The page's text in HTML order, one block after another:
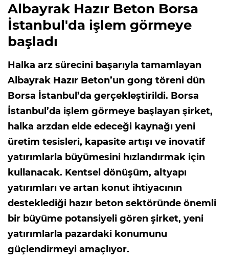
Albayrak Hazır Beton Borsa
İstanbul'da işlem görmeye
başladı
Halka arz sürecini başarıyla tamamlayan
Albayrak Hazır Beton’un gong töreni dün
Borsa İstanbul’da gerçekleştirildi. Borsa
İstanbul’da işlem görmeye başlayan şirket,
halka arzdan elde edeceği kaynağı yeni
üretim tesisleri, kapasite artışı ve inovatif
yatırımlarla büyümesini hızlandırmak için
kullanacak. Kentsel dönüşüm, altyapı
yatırımları ve artan konut ihtiyacının
desteklediği hazır beton sektöründe önemli
bir büyüme potansiyeli gören şirket, yeni
yatırımlarla pazardaki konumunu
güçlendirmeyi amaçlıyor.